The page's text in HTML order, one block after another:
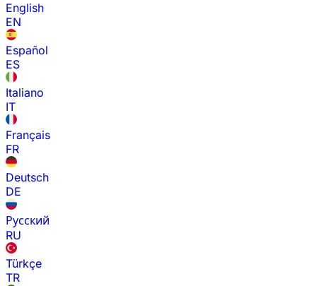
English
EN
Español
ES
Italiano
IT
Français
FR
Deutsch
DE
Русский
RU
Türkçe
TR